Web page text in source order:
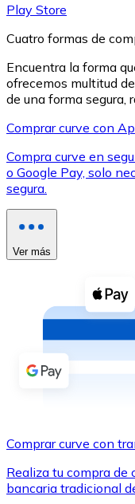
XRP
XRP
Ver todo
Compra
Comprar con
Transferencia
Utiliza tarjetas
Play Store
Cuatro formas de
Encuentra la forma
ofrecemos multitud
de una forma segura,
Comprar curve con
Compra curve en
o Google Pay, solo
segura.
Ver más
Comprar curve con
Realiza tu compra
bancaria tradicional